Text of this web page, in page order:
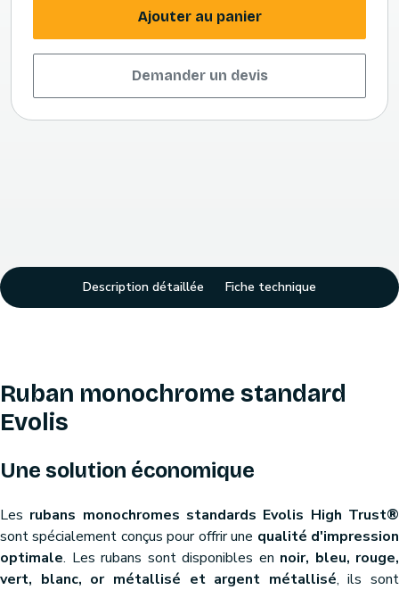
Ajouter au panier
Demander un devis
Description détaillée Fiche technique
Ruban monochrome standard
Evolis
Une solution économique
Les rubans monochromes standards Evolis High Trust®
sont spécialement conçus pour offrir une qualité d'impression
optimale. Les rubans sont disponibles en noir, bleu, rouge,
vert, blanc, or métallisé et argent métallisé, ils sont